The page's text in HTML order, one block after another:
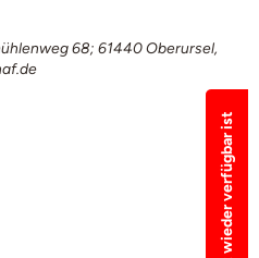
68; 61440 Oberursel,